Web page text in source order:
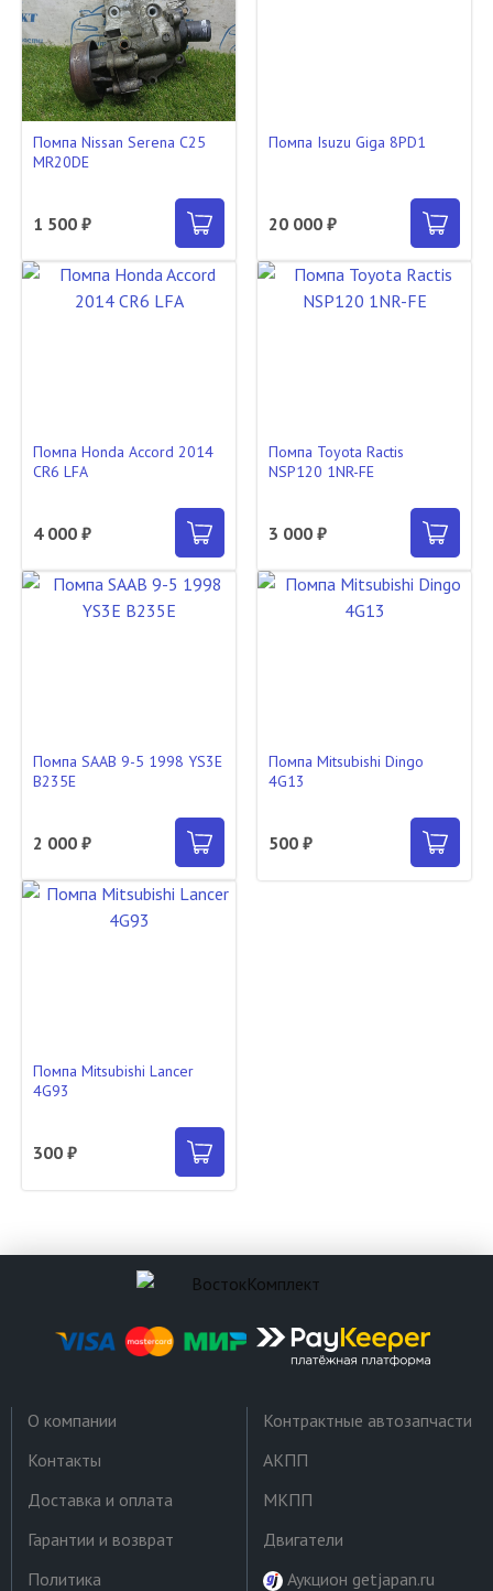
Помпа Nissan Serena C25
MR20DE
1 500 ₽
Помпа Isuzu Giga 8PD1
20 000 ₽
Помпа Honda Accord 2014
CR6 LFA
4 000 ₽
Помпа Toyota Ractis
NSP120 1NR-FE
3 000 ₽
Помпа SAAB 9-5 1998 YS3E
B235E
2 000 ₽
Помпа Mitsubishi Dingo
4G13
500 ₽
Помпа Mitsubishi Lancer
4G93
300 ₽
О компании
Контакты
Доставка и оплата
Гарантии и возврат
Политика
Контрактные автозапчасти
АКПП
МКПП
Двигатели
Аукцион getjapan.ru